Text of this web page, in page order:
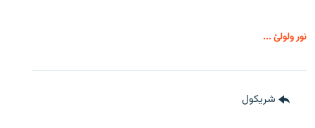
نور ولولئ ...
شريکول